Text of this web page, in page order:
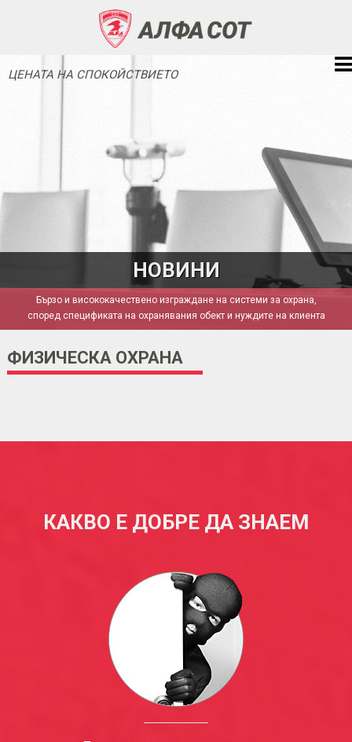
ЦЕНАТА НА СПОКОЙСТВИЕТО
НОВИНИ
Бързо и висококачествено изграждане на системи за охрана,
според спецификата на охранявания обект и нуждите на клиента
ФИЗИЧЕСКА ОХРАНА
КАКВО Е ДОБРЕ ДА ЗНАЕМ